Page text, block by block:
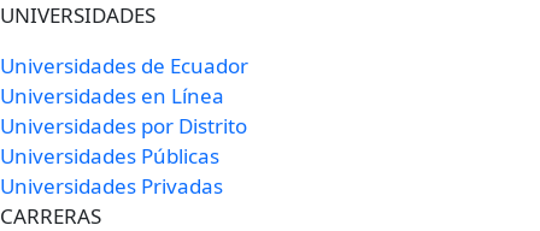
UNIVERSIDADES
Universidades de Ecuador
Universidades en Línea
Universidades por Distrito
Universidades Públicas
Universidades Privadas
CARRERAS